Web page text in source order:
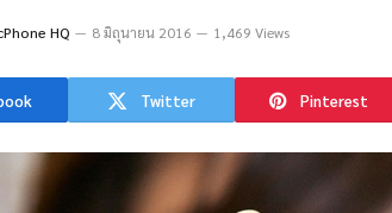
HQ 8 มิถุนายน 2016 1,469 Views
Twitter Pinterest